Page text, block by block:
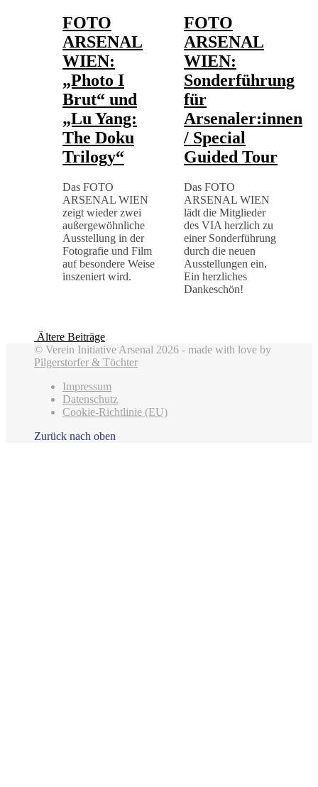
FOTO
ARSENAL
WIEN:
„Photo I
Brut“ und
„Lu Yang:
The Doku
Trilogy“
Das FOTO
ARSENAL WIEN
zeigt wieder zwei
außergewöhnliche
Ausstellung in der
Fotografie und Film
auf besondere Weise
inszeniert wird.
FOTO
ARSENAL
WIEN:
Sonderführung
für
Arsenaler:innen
/ Special
Guided Tour
Das FOTO
ARSENAL WIEN
lädt die Mitglieder
des VIA herzlich zu
einer Sonderführung
durch die neuen
Ausstellungen ein.
Ein herzliches
Dankeschön!
Ältere Beiträge
© Verein Initiative Arsenal 2026 - made with love by
Pilgerstorfer & Töchter
Impressum
Datenschutz
Cookie-Richtlinie (EU)
Zurück nach oben